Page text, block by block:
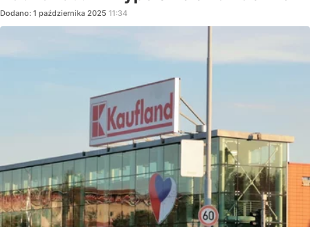
Dodano: 1 października 2025 11:34